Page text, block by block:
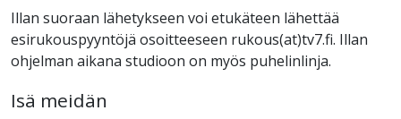
Illan suoraan lähetykseen voi etukäteen lähettää
esirukouspyyntöjä osoitteeseen rukous(at)tv7.fi. Illan
ohjelman aikana studioon on myös puhelinlinja.
Isä meidän